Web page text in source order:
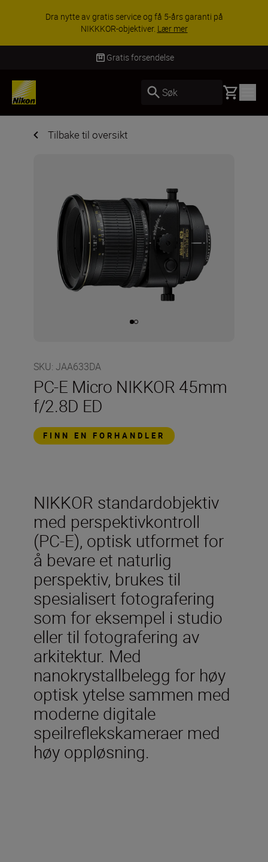
Dra nytte av gratis service og få 5-års garanti på
NIKKKOR-objektiver. Lær mer
Gratis forsendelse
Søk Basket
Tilbake til oversikt
SKU: JAA633DA
PC-E Micro NIKKOR 45mm
f/2.8D ED
FINN EN FORHANDLER
NIKKOR standardobjektiv
med perspektivkontroll
(PC-E), optisk utformet for
å bevare et naturlig
perspektiv, brukes til
spesialisert fotografering
som for eksempel i studio
eller til fotografering av
arkitektur. Med
nanokrystallbelegg for høy
optisk ytelse sammen med
moderne digitale
speilreflekskameraer med
høy oppløsning.